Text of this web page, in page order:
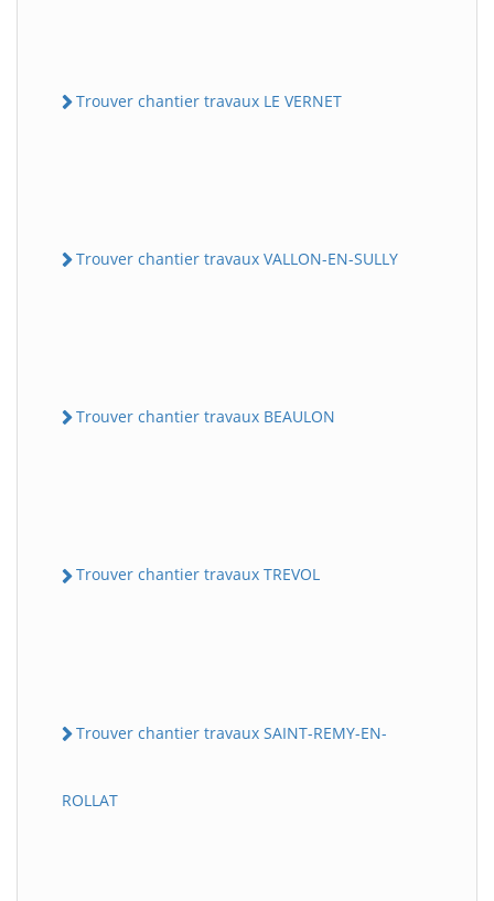
Trouver chantier travaux LE VERNET
Trouver chantier travaux VALLON-EN-SULLY
Trouver chantier travaux BEAULON
Trouver chantier travaux TREVOL
Trouver chantier travaux SAINT-REMY-EN-
ROLLAT